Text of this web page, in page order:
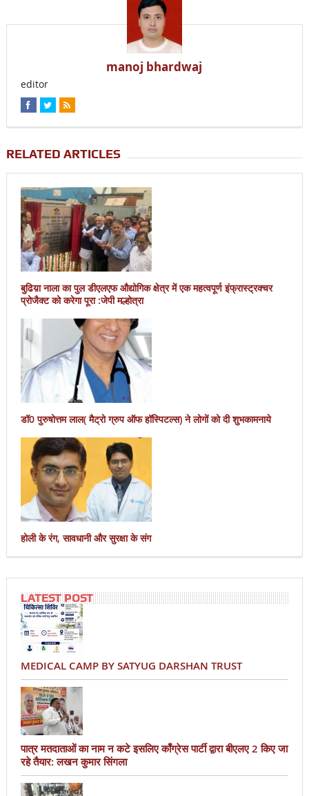
manoj bhardwaj
editor
RELATED ARTICLES
बुढिय़ा नाला का पुल डीएलएफ औद्योगिक क्षेत्र में एक महत्वपूर्ण इंफ्रास्ट्रक्चर
प्रोजैक्ट को करेगा पूरा :जेपी मल्होत्रा
डॉ0 पुरुषोत्तम लाल( मैट्रो ग्रुप ऑफ हॉस्पिटल्स) ने लोगों को दी शुभकामनाये
होली के रंग, सावधानी और सुरक्षा के संग
LATEST POST
MEDICAL CAMP BY SATYUG DARSHAN TRUST
पात्र मतदाताओं का नाम न कटे इसलिए काँग्रेस पार्टी द्वारा बीएलए 2 किए जा
रहे तैयार: लखन कुमार सिंगला